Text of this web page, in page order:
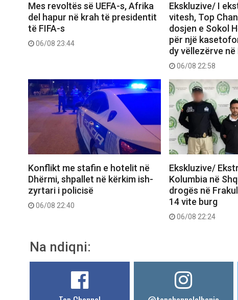
Mes revoltës së UEFA-s, Afrika
del hapur në krah të presidentit
të FIFA-s
06/08 23:44
Ekskluzive/ I
vitesh, Top
dosjen e Sokol
për një
dy vëllezërve në
06/08 22:58
Konflikt me stafin e hotelit në
Dhërmi, shpallet në kërkim ish-
zyrtari i policisë
06/08 22:40
Ekskluzive/
Kolumbia në
drogës në
14 vite burg
06/08 22:24
Na ndiqni: